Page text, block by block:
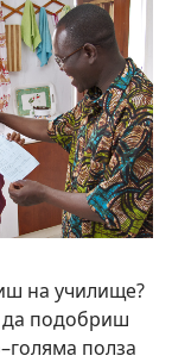
на училище?
да подобриш
полза